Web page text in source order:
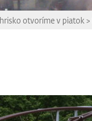
otvoríme v piatok>